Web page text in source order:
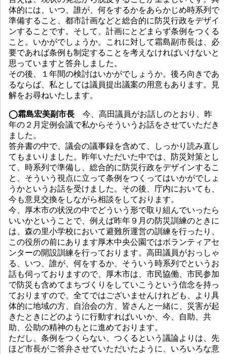
体的には、いつ、誰が、何をするかをあらかじめ時系列で
準備すること、都市計画などと総合的に防災行政をデザイ
ンすることです。そして、計画にとどまらず条例をつくる
こと。いかがでしょうか。これに対して霜島副市長は、必
要であれば条例も制定することを考えなければいけないと
思っていますと答弁しました。
その後、１年間の検討はいかがでしょうか。後ろ向きであ
るならば、私としては議員提出議案の用意もあります。見
解をお尋ねいたします。
◯霜島宏美副市長 今、高田議員がお話しのとおり、昨
年の２月定例会議で私からそういうお話をさせていただき
ました。
答弁書の中で、議会の議事録を含めて、しっかり読み直し
てもまいりました。昨年いただいた中では、防災対策とし
て、時系列で準備し、総合的に防災行政をデザインするこ
と、そういう視点に立って条例をつくってはいかがでしょ
うかというお話を受けました。その後、庁内においても、
今も意見交換をしながら相談をしております。
今、厚木市の状況の中でどういう形で取り組んでいったら
いいかということで、例えば昨年９月の防災訓練のときに
は、森の里小学校において避難所運営の訓練を行ったり、
この役所の前にあります厚木中央公園ではボランティアセ
ンターの開設訓練を行っております。高田議員がおっしゃ
る、いつ、誰が、何をするか、そういう時系列でというお
話も伺っておりますので、厚木市は、市民協働、市民参加
で防災も含めてまちづくりをしていこうという信念を持っ
ておりますので、全てではございませんけれども、より具
体的に地域の方、自治会の方、皆さんと一緒に、災害が起
きたときにどのように行動すればいいか、今、自助、共
助、公助の精神のもとに進めております。
ただし、条例をつくらない、つくるという議論よりは、先
ほど市長がご答弁させていただいたように、いろいろな意